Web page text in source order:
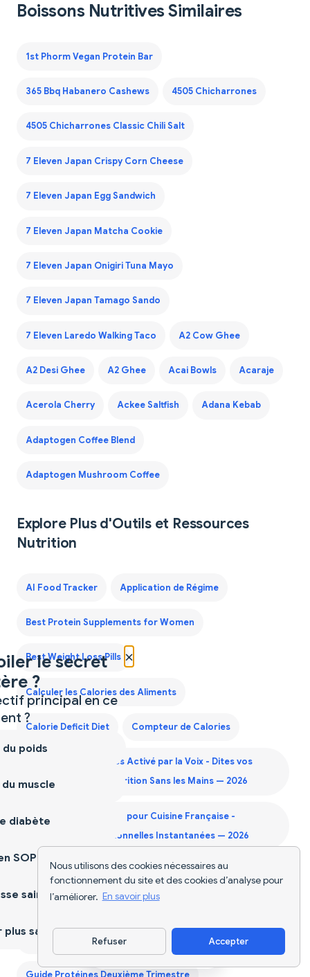
Nous utilisons des cookies nécessaires au
fonctionnement du site et des cookies d’analyse pour
l’améliorer. En savoir plus
Refuser Accepter
Boissons Nutritives Similaires
1st Phorm Vegan Protein Bar
365 Bbq Habanero Cashews 4505 Chicharrones
4505 Chicharrones Classic Chili Salt
7 Eleven Japan Crispy Corn Cheese
7 Eleven Japan Egg Sandwich
7 Eleven Japan Matcha Cookie
7 Eleven Japan Onigiri Tuna Mayo
7 Eleven Japan Tamago Sando
7 Eleven Laredo Walking Taco A2 Cow Ghee
A2 Desi Ghee A2 Ghee Acai Bowls Acaraje
Acerola Cherry Ackee Saltfish Adana Kebab
Adaptogen Coffee Blend
Adaptogen Mushroom Coffee
Explore Plus d'Outils et Ressources
Nutrition
AI Food Tracker Application de Régime
Best Protein Supplements for Women
Best Weight Loss Pills
Calculer les Calories des Aliments
Calorie Deficit Diet Compteur de Calories
Compteur de Calories Activé par la Voix - Dites vos
Repas et Suivez la Nutrition Sans les Mains — 2026
Compteur de Calories pour Cuisine Française -
Informations Nutritionnelles Instantanées — 2026
Diet Supplements Nutrition
Générateur Liste de Courses Keto
Générateur Liste de Courses Mensuelle
Télécharger l'appli
×
le secret
?
principal en ce
?
poids
muscle
diabète
SOPK
saine
sain